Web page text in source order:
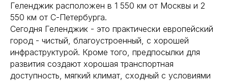
Геленджик расположен в 1 550 км от Москвы и 2
550 км от С-Петербурга.
Сегодня Геленджик - это практически европейский
город - чистый, благоустроенный, с хорошей
инфраструктурой. Кроме того, предпосылки для
развития создают хорошая транспортная
доступность, мягкий климат, сходный с условиями